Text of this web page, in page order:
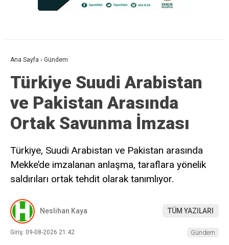
Ana Sayfa › Gündem
Türkiye Suudi Arabistan
ve Pakistan Arasında
Ortak Savunma İmzası
Türkiye, Suudi Arabistan ve Pakistan arasında
Mekke’de imzalanan anlaşma, taraflara yönelik
saldırıları ortak tehdit olarak tanımlıyor.
Neslihan Kaya TÜM YAZILARI
Giriş: 09-08-2026 21:42 Gündem